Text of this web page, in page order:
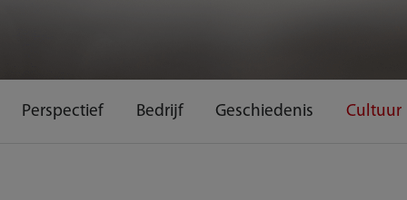
Perspectief Bedrijf Geschiedenis Cultuur